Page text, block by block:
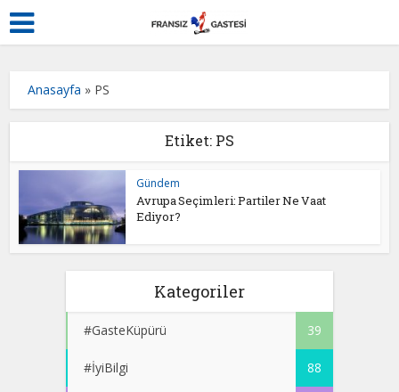
Anasayfa » PS
Etiket: PS
Gündem
Avrupa Seçimleri: Partiler Ne Vaat
Ediyor?
Kategoriler
#GasteKüpürü 39
#İyiBilgi 88